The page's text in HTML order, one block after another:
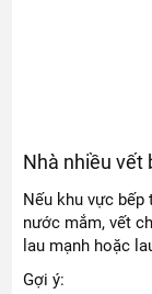
Nhà nhiều vết
Nếu khu vực bếp
nước mắm, vết
lau mạnh hoặc
Gợi ý: